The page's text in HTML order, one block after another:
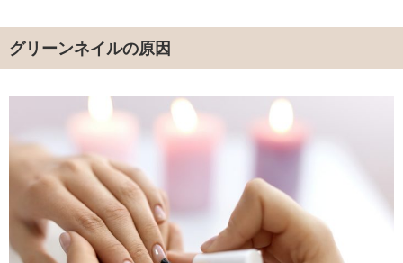
グリーンネイルの原因